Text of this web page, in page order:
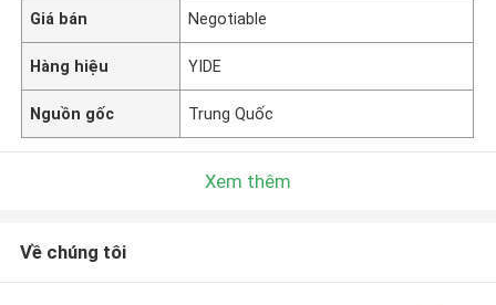
Giá bán Negotiable
Hàng hiệu YIDE
Nguồn gốc Trung Quốc
Xem thêm
Về chúng tôi